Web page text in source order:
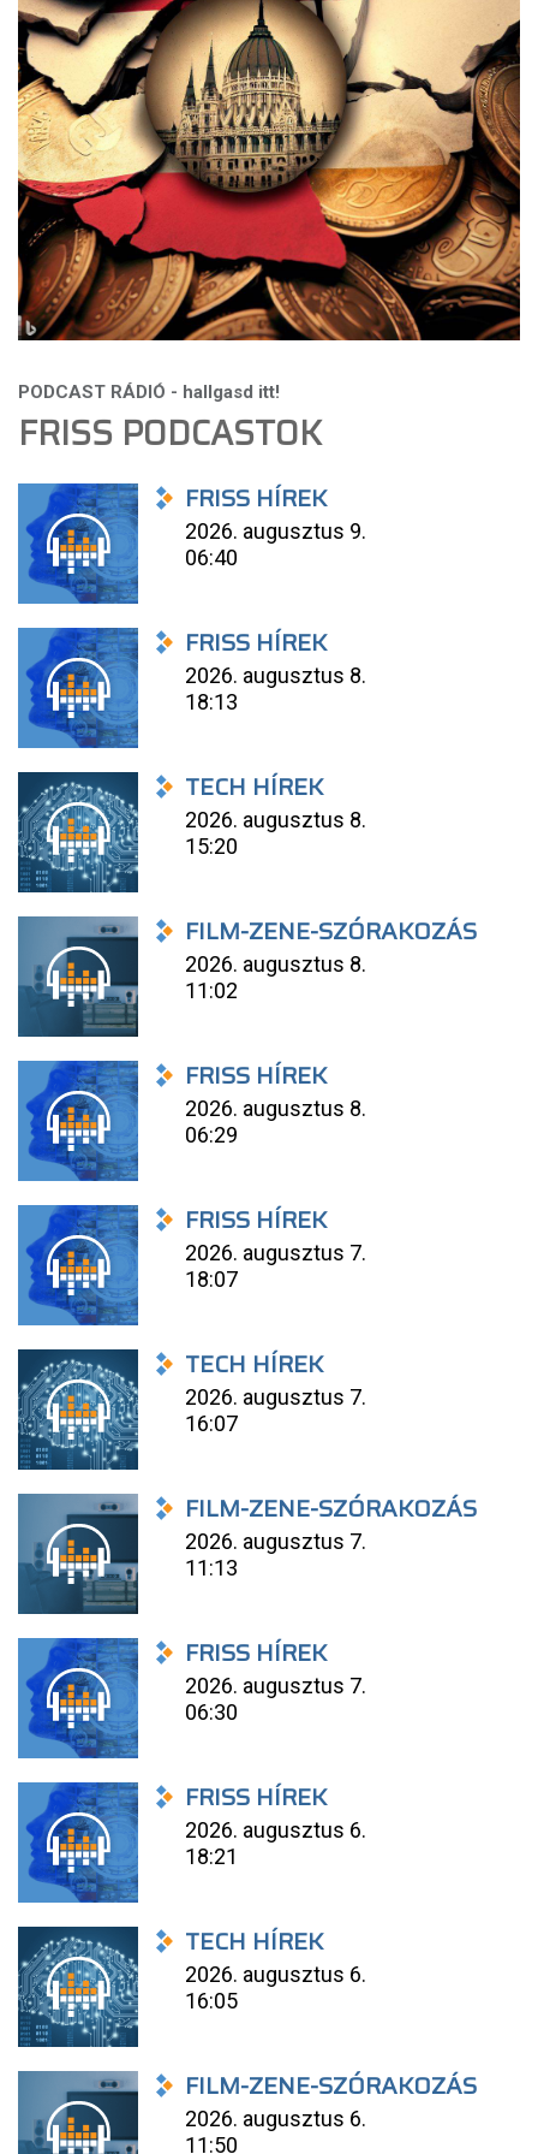
FRISS PODCASTOK
FRISS HÍREK
2026. augusztus 9.
06:40
FRISS HÍREK
2026. augusztus 8.
18:13
TECH HÍREK
2026. augusztus 8.
15:20
FILM-ZENE-SZÓRAKOZÁS
2026. augusztus 8.
11:02
FRISS HÍREK
2026. augusztus 8.
06:29
FRISS HÍREK
2026. augusztus 7.
18:07
TECH HÍREK
2026. augusztus 7.
16:07
FILM-ZENE-SZÓRAKOZÁS
2026. augusztus 7.
11:13
FRISS HÍREK
2026. augusztus 7.
06:30
FRISS HÍREK
2026. augusztus 6.
18:21
TECH HÍREK
2026. augusztus 6.
16:05
FILM-ZENE-SZÓRAKOZÁS
2026. augusztus 6.
11:50